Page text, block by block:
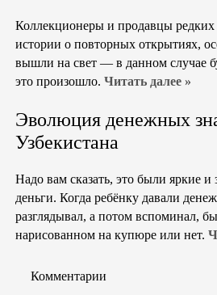
Коллекционеры и продавцы
истории о повторных открытиях,
вышли на свет — в данном случае
это произошло. Читать далее »
Эволюция денежных
Узбекистана
Надо вам сказать, это были яркие
деньги. Когда ребёнку давали
разглядывал, а потом вспоминал,
нарисованном на купюре или нет.
Комментарии